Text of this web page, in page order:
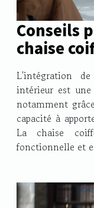
Conseils
chaise
votre
L'intégration
intérieur est
notamment
capacité à
La chaise
fonctionnelle et